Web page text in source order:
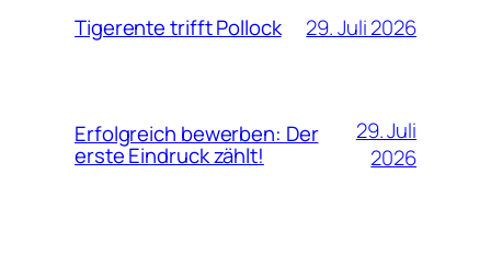
Tigerente trifft Pollock 29. Juli 2026
Erfolgreich bewerben: Der
erste Eindruck zählt!
29. Juli
2026